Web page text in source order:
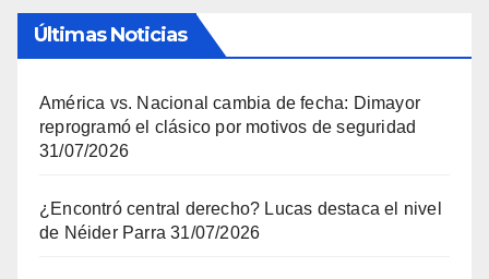
Últimas Noticias
América vs. Nacional cambia de fecha: Dimayor
reprogramó el clásico por motivos de seguridad
31/07/2026
¿Encontró central derecho? Lucas destaca el nivel
de Néider Parra 31/07/2026